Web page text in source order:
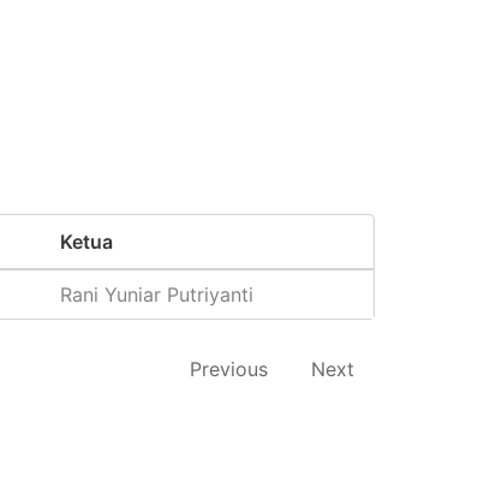
Ketua
Rani Yuniar Putriyanti
Previous Next